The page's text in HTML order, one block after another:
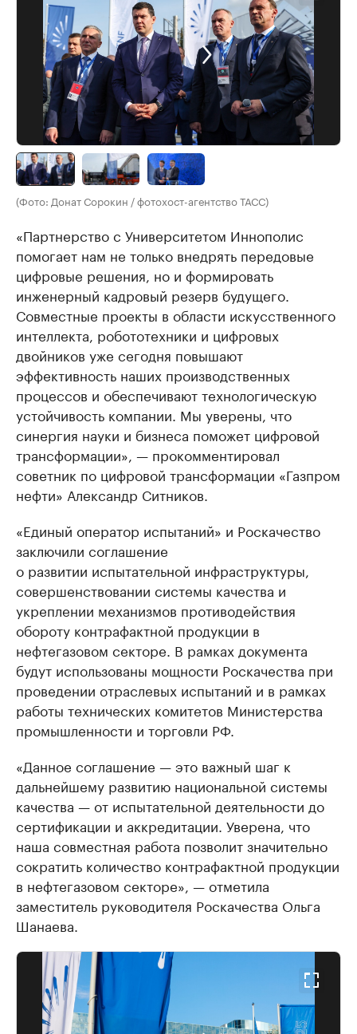
(Фото: Донат Сорокин / фотохост-агентство ТАСС)
«Партнерство с Университетом Иннополис
помогает нам не только внедрять передовые
цифровые решения, но и формировать
инженерный кадровый резерв будущего.
Совместные проекты в области искусственного
интеллекта, робототехники и цифровых
двойников уже сегодня повышают
эффективность наших производственных
процессов и обеспечивают технологическую
устойчивость компании. Мы уверены, что
синергия науки и бизнеса поможет цифровой
трансформации», — прокомментировал
советник по цифровой трансформации «Газпром
нефти» Александр Ситников.
«Единый оператор испытаний» и Роскачество
заключили соглашение
о развитии испытательной инфраструктуры,
совершенствовании системы качества и
укреплении механизмов противодействия
обороту контрафактной продукции в
нефтегазовом секторе. В рамках документа
будут использованы мощности Роскачества при
проведении отраслевых испытаний и в рамках
работы технических комитетов Министерства
промышленности и торговли РФ.
«Данное соглашение — это важный шаг к
дальнейшему развитию национальной системы
качества — от испытательной деятельности до
сертификации и аккредитации. Уверена, что
наша совместная работа позволит значительно
сократить количество контрафактной продукции
в нефтегазовом секторе», — отметила
заместитель руководителя Роскачества Ольга
Шанаева.